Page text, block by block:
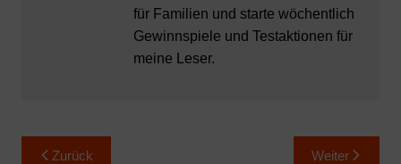
für Familien und starte wöchentlich
Gewinnspiele und Testaktionen für
meine Leser.
Beitragsnavigation
Zurück Weiter